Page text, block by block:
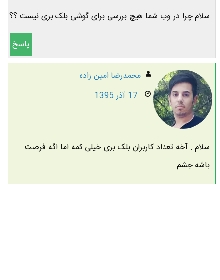
سلام چرا در وب شما هیچ بررسی برای گوشی بلک بری نیست ؟؟
پاسخ
محمدرضا امين زاده
17 آذر 1395
سلام . آخه تعداد کاربران بلک بری خیلی کمه اما اگه فرصت
باشه چشم